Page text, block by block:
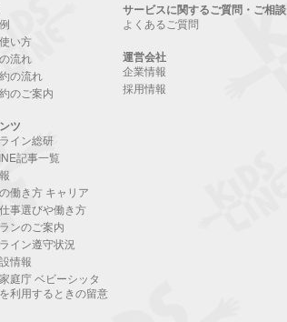
い方
流れ
の流れ
のご案内
ツ
イン総研
記事一覧
働き方 キャリア
事選びや働き方
ンのご案内
イン遵守状況
情報
庭庁 ベビーシッタ
利用するときの留意
サービスに関するご質問・ご相談
よくあるご質問
運営会社
企業情報
採用情報